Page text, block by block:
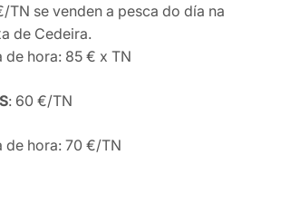
TN se venden a pesca do día na
de Cedeira.
de hora: 85 € x TN
: 60 €/TN
de hora: 70 €/TN